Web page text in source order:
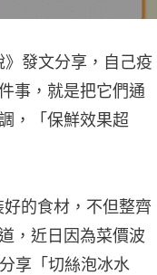
發文分享，自己疫
事，就是把它們通
，「保鮮效果超
的食材，不但整齊
，近日因為菜價波
享「切絲泡冰水